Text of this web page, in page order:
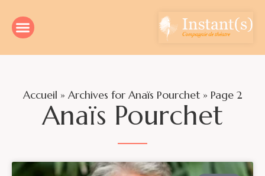
Accueil » Archives for Anaïs Pourchet» Page 2
Anaïs Pourchet